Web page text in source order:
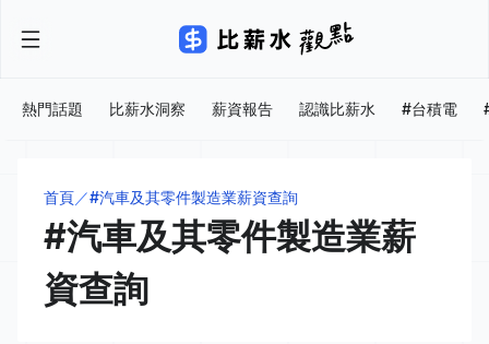
熱門話題 比薪水洞察 薪資報告 認識比薪水 #台積電
首頁 #汽車及其零件製造業薪資查詢
#汽車及其零件製造業薪
資查詢